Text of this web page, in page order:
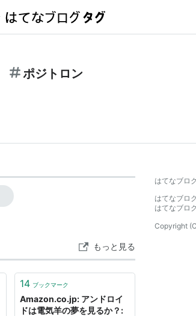
ポジトロン
もっと見る
14 ブックマーク
Amazon.co.jp: アンドロイ
ドは電気羊の夢を見るか？:
はてなブロ
はてなブロ
はてなブロ
Copyright